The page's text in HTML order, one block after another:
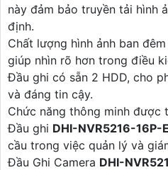
này đảm bảo truyền tải hình
định.
Chất lượng hình ảnh ban
giúp nhìn rõ hơn trong điều
Đầu ghi có sẵn 2 HDD, cho
và đáng tin cậy.
Chức năng thông minh được
Đầu ghi DHI-NVR5216-16P-
cầu trong việc quản lý và
Đầu Ghi Camera DHI-